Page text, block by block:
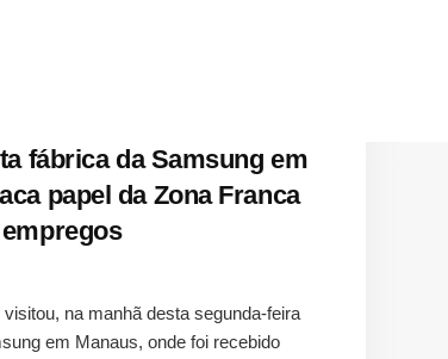
fábrica da Samsung em
papel da Zona Franca
na manhã desta segunda-feira
em Manaus, onde foi recebido